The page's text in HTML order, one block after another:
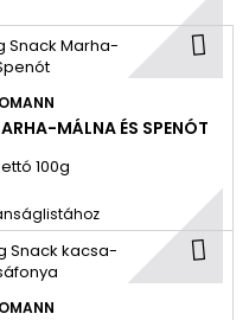
MÁLNA ÉS SPENÓT
100g